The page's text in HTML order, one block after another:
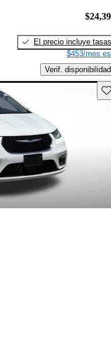
El precio incluye tasas
$453/mes
Verif. disponibilidad